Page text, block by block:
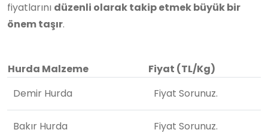
fiyatlarını düzenli olarak takip etmek büyük bir
önem taşır.
Hurda Malzeme
Fiyat (TL/Kg)
Demir Hurda
Fiyat Sorunuz.
Bakır Hurda Fiyat Sorunuz.